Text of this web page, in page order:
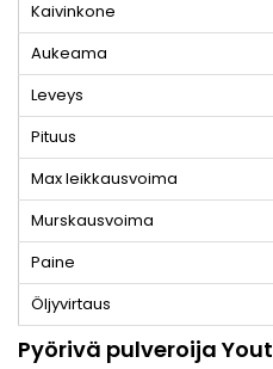
Kaivinkone
Aukeama
Leveys
Pituus
Max leikkausvoima
Murskausvoima
Paine
Öljyvirtaus
Pyörivä pulveroija